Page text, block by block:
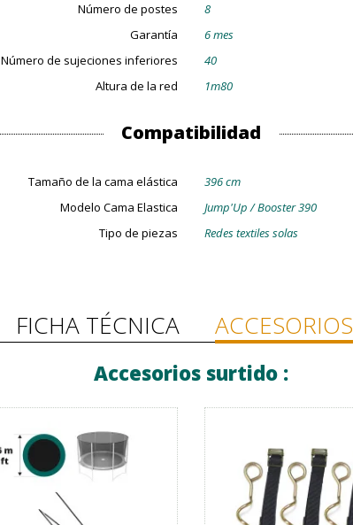
Número de postes
8
Garantía
6 mes
Número de sujeciones inferiores
40
Altura de la red
1m80
Compatibilidad
Tamaño de la cama elástica
396 cm
Modelo Cama Elastica
Jump'Up / Booster 390
Tipo de piezas
Redes textiles solas
FICHA TÉCNICA ACCESORIOS
Accesorios surtido :